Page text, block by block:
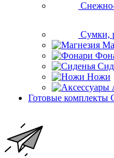
Сумки,
Ножи
Готовые комплекты